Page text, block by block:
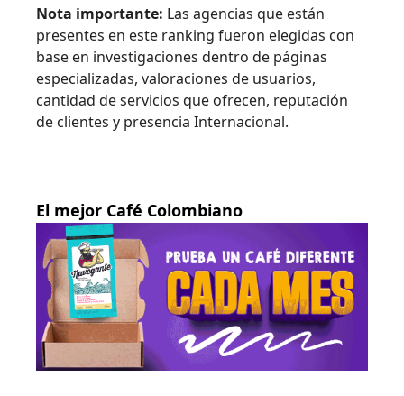
Nota importante: Las agencias que están
presentes en este ranking fueron elegidas con
base en investigaciones dentro de páginas
especializadas, valoraciones de usuarios,
cantidad de servicios que ofrecen, reputación
de clientes y presencia Internacional.
El mejor Café Colombiano